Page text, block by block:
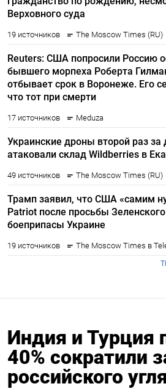
Индия и Турция
40% сократили
российского